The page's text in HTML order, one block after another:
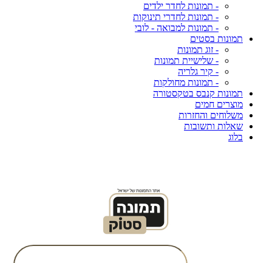
- תמונות לחדר ילדים
- תמונות לחדרי תינוקות
- תמונות למבואה - לובי
תמונות בסטים
- זוג תמונות
- שלישיית תמונות
- קיר גלריה
- תמונות מחולקות
תמונות קנבס בטקסטורה
מוצרים חמים
משלוחים והחזרות
שאלות ותשובות
בלוג